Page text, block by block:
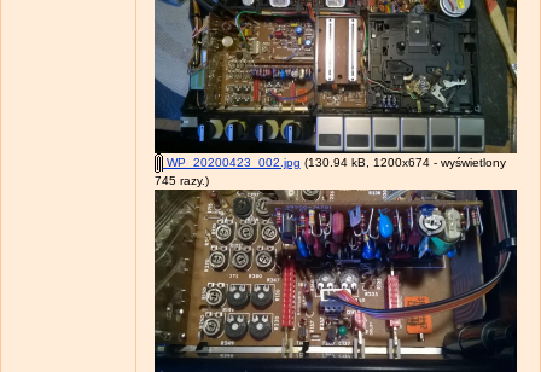
WP_20200423_002.jpg (130.94 kB, 1200x674 - wyświetlony
745 razy.)